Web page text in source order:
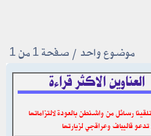
موضوع واحد • صفحة1من1
العناوين الاكثر قراءة
رسائل من واشنطن بالعودة لالتزاماتها
قاليباف وعراقجي لزيارتها